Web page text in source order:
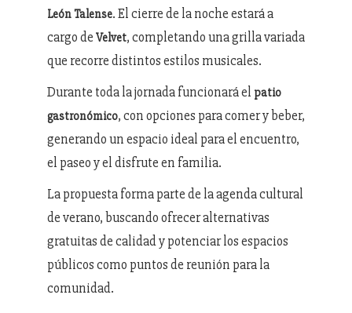
León Talense. El cierre de la noche estará a
cargo de Velvet, completando una grilla variada
que recorre distintos estilos musicales.
Durante toda la jornada funcionará el patio
gastronómico, con opciones para comer y beber,
generando un espacio ideal para el encuentro,
el paseo y el disfrute en familia.
La propuesta forma parte de la agenda cultural
de verano, buscando ofrecer alternativas
gratuitas de calidad y potenciar los espacios
públicos como puntos de reunión para la
comunidad.